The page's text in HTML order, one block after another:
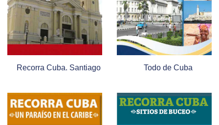
Recorra Cuba. Santiago Todo de Cuba